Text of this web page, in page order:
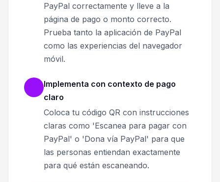
PayPal correctamente y lleve a la
página de pago o monto correcto.
Prueba tanto la aplicación de PayPal
como las experiencias del navegador
móvil.
Implementa con contexto de pago
claro
Coloca tu código QR con instrucciones
claras como 'Escanea para pagar con
PayPal' o 'Dona vía PayPal' para que
las personas entiendan exactamente
para qué están escaneando.